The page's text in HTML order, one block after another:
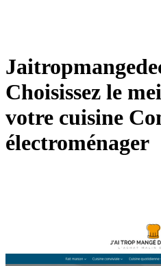
Choisissez le
votre cuisine
électroména­ger